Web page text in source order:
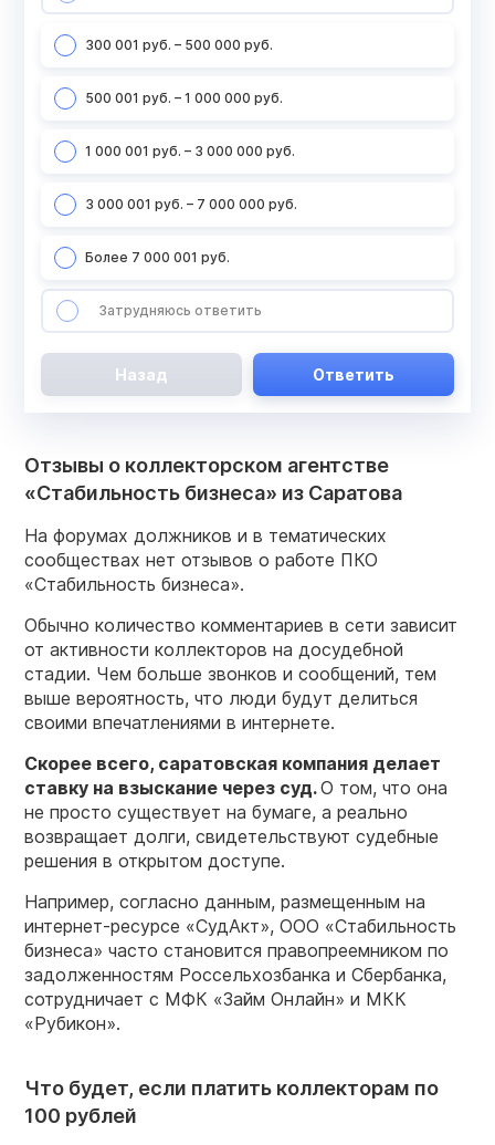
300 001 руб. – 500 000 руб.
500 001 руб. – 1 000 000 руб.
1 000 001 руб. – 3 000 000 руб.
3 000 001 руб. – 7 000 000 руб.
Более 7 000 001 руб.
Затрудняюсь ответить
Назад Ответить
Отзывы о коллекторском агентстве
«Стабильность бизнеса» из Саратова
На форумах должников и в тематических
сообществах нет отзывов о работе ПКО
«Стабильность бизнеса».
Обычно количество комментариев в сети зависит
от активности коллекторов на досудебной
стадии. Чем больше звонков и сообщений, тем
выше вероятность, что люди будут делиться
своими впечатлениями в интернете.
Скорее всего, саратовская компания делает
ставку на взыскание через суд.О том, что она
не просто существует на бумаге, а реально
возвращает долги, свидетельствуют судебные
решения в открытом доступе.
Например, согласно данным, размещенным на
интернет-ресурсе «СудАкт», ООО «Стабильность
бизнеса» часто становится правопреемником по
задолженностям Россельхозбанка и Сбербанка,
сотрудничает с МФК «Займ Онлайн» и МКК
«Рубикон».
Что будет, если платить коллекторам по
100 рублей